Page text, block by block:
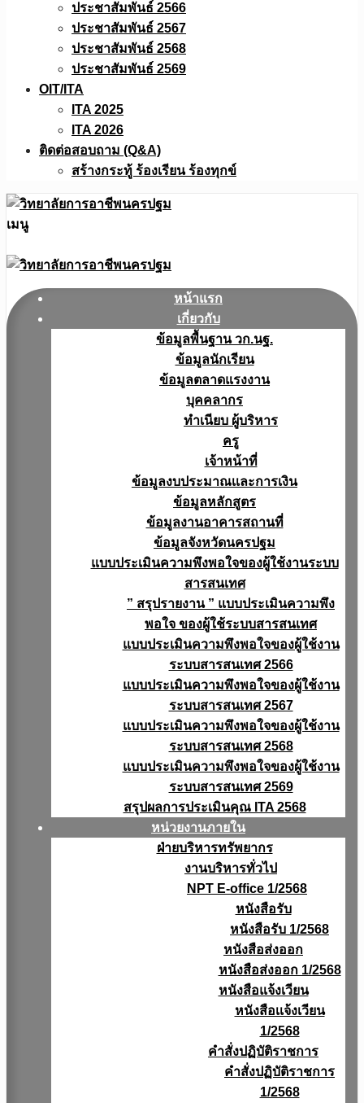
ประชาสัมพันธ์ 2566
ประชาสัมพันธ์ 2567
ประชาสัมพันธ์ 2568
ประชาสัมพันธ์ 2569
OIT/ITA
ITA 2025
ITA 2026
ติดต่อสอบถาม (Q&A)
สร้างกระทู้ ร้องเรียน ร้องทุกข์
เมนู
หน้าแรก
เกี่ยวกับ
ข้อมูลพื้นฐาน วก.นฐ.
ข้อมูลนักเรียน
ข้อมูลตลาดแรงงาน
บุคคลากร
ทำเนียบ ผู้บริหาร
ครู
เจ้าหน้าที่
ข้อมูลงบประมาณเเละการเงิน
ข้อมูลหลักสูตร
ข้อมูลงานอาคารสถานที่
ข้อมูลจังหวัดนครปฐม
แบบประเมินความพึงพอใจของผู้ใช้งานระบบ
สารสนเทศ
” สรุปรายงาน ” แบบประเมินความพึง
พอใจ ของผู้ใช้ระบบสารสนเทศ
แบบประเมินความพึงพอใจของผู้ใช้งาน
ระบบสารสนเทศ 2566
แบบประเมินความพึงพอใจของผู้ใช้งาน
ระบบสารสนเทศ 2567
แบบประเมินความพึงพอใจของผู้ใช้งาน
ระบบสารสนเทศ 2568
แบบประเมินความพึงพอใจของผู้ใช้งาน
ระบบสารสนเทศ 2569
สรุปผลการประเมินคุณ ITA 2568
หน่วยงานภายใน
ฝ่ายบริหารทรัพยากร
งานบริหารทั่วไป
NPT E-office 1/2568
หนังสือรับ
หนังสือรับ 1/2568
หนังสือส่งออก
หนังสือส่งออก 1/2568
หนังสือแจ้งเวียน
หนังสือเเจ้งเวียน
1/2568
คำสั่งปฏิบัติราชการ
คำสั่งปฏิบัติราชการ
1/2568